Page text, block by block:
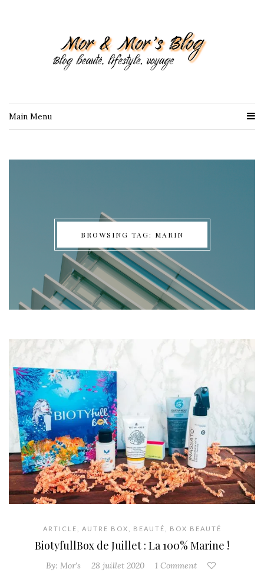
Main Menu
BROWSING TAG: MARIN
ARTICLE AUTRE BOX BEAUTÉ BOX BEAUTÉ
BiotyfullBox de Juillet : La 100% Marine !
By: Mor's 28 juillet 2020 1 Comment